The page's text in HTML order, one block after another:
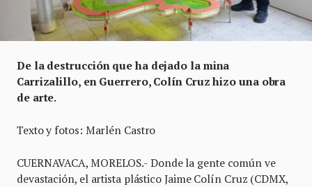
De la destrucción que ha dejado la mina
Carrizalillo, en Guerrero, Colín Cruz hizo una obra
de arte.
Texto y fotos: Marlén Castro
CUERNAVACA, MORELOS.- Donde la gente común ve
devastación, el artista plástico Jaime Colín Cruz (CDMX,